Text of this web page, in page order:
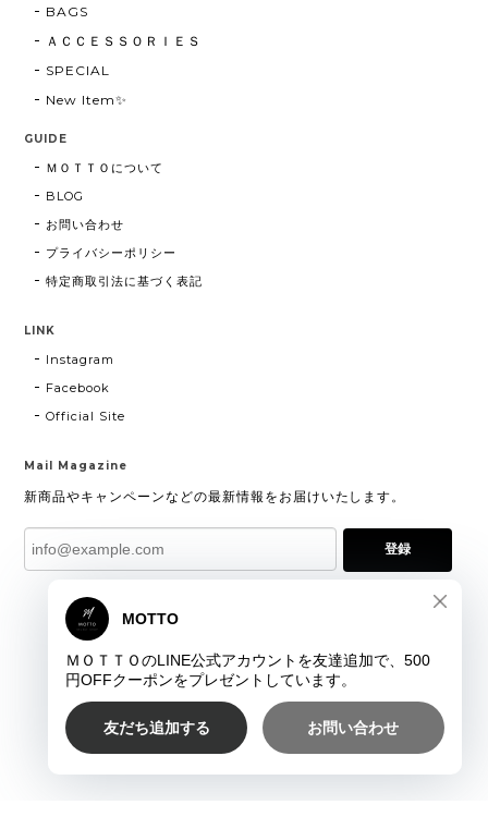
BAGS
ＡＣＣＥＳＳＯＲＩＥＳ
SPECIAL
New Item✨
GUIDE
ＭＯＴＴＯについて
BLOG
お問い合わせ
プライバシーポリシー
特定商取引法に基づく表記
LINK
Instagram
Facebook
Official Site
Mail Magazine
新商品やキャンペーンなどの最新情報をお届けいたします。
登録